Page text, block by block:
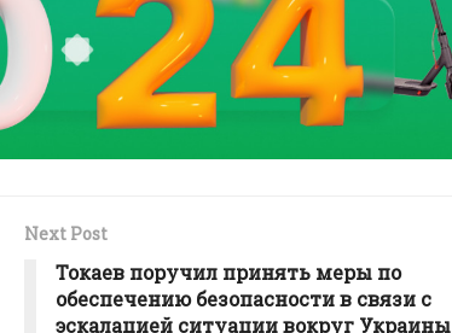
Next Post
Токаев поручил принять меры по
обеспечению безопасности в связи с
эскалацией ситуации вокруг Украины